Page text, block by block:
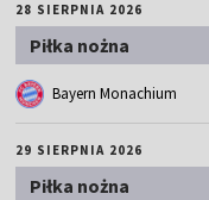
28 SIERPNIA 2026
Piłka nożna
Bayern Monachium
29 SIERPNIA 2026
Piłka nożna